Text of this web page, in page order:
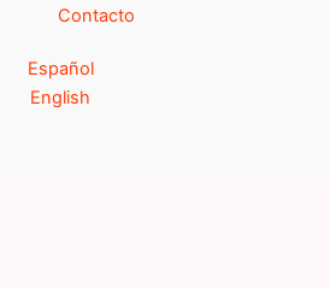
Contacto
Español
English